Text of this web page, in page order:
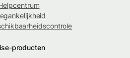
producten